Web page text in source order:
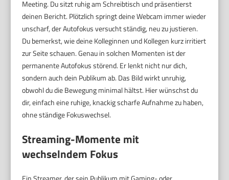
Meeting. Du sitzt ruhig am Schreibtisch und präsentierst
deinen Bericht. Plötzlich springt deine Webcam immer wieder
unscharf, der Autofokus versucht ständig, neu zu justieren.
Du bemerkst, wie deine Kolleginnen und Kollegen kurz irritiert
zur Seite schauen. Genau in solchen Momenten ist der
permanente Autofokus störend. Er lenkt nicht nur dich,
sondern auch dein Publikum ab. Das Bild wirkt unruhig,
obwohl du die Bewegung minimal hältst. Hier wünschst du
dir, einfach eine ruhige, knackig scharfe Aufnahme zu haben,
ohne ständige Fokuswechsel.
Streaming-Momente mit
wechselndem Fokus